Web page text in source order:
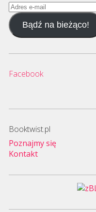
Adres
e-
mailBądź na bieżąco!
Facebook
Booktwist.pl
Poznajmy się
Kontakt